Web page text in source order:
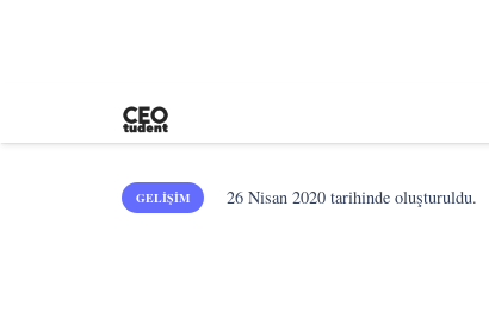
GELIŞIM 26 Nisan 2020 tarihinde oluşturuldu.